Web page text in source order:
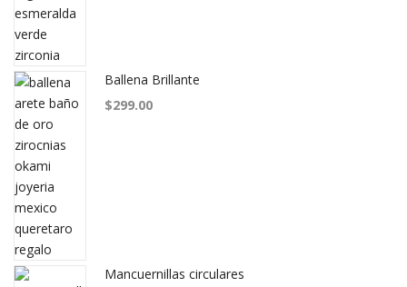
Ballena Brillante
$299.00
Mancuernillas circulares